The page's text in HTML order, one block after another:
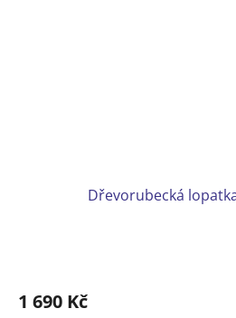
Dřevorubecká
1 690 Kč